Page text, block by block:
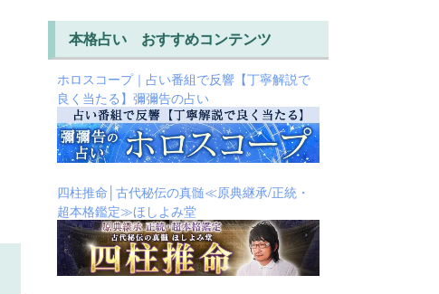
本格占い おすすめコンテンツ
ホロスコープ｜占い番組で反響【丁寧解説で
良く当たる】彌彌告の占い
四柱推命│古代秘伝の真髄≪原典継承/正統・
超本格鑑定≫ほしよみ堂